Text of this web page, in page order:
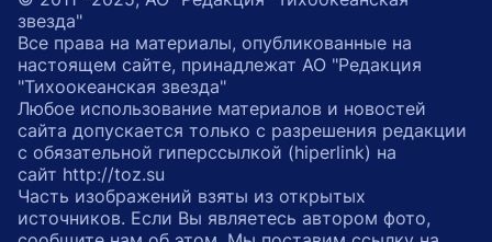
звезда"
Все права на материалы, опубликованные на
настоящем сайте, принадлежат АО "Редакция
"Тихоокеанская звезда"
Любое использование материалов и новостей
сайта допускается только с разрешения редакции
с обязательной гиперссылкой (hiperlink) на
сайт http://toz.su
Часть изображений взяты из открытых
источников. Если Вы являетесь автором фото,